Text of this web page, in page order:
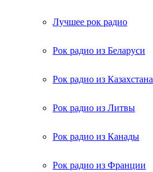
Лучшее рок радио
Рок радио из Беларуси
Рок радио из Казахстана
Рок радио из Литвы
Рок радио из Канады
Рок радио из Франции